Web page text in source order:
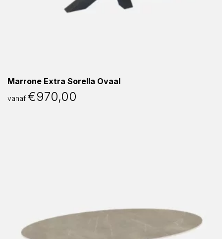
Marrone Extra Sorella Ovaal
vanaf €970,00